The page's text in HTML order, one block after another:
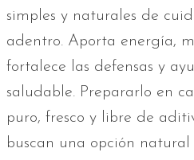
simples y naturales de
adentro. Aporta energía,
fortalece las defensas y
saludable. Prepararlo en
puro, fresco y libre de
buscan una opción